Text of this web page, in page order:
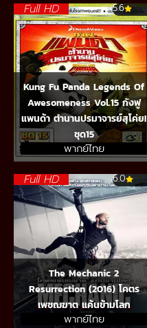
Full HD 5.6
Kung Fu Panda Legends Of
Awesomeness Vol.15 กังฟู
แพนด้า ตำนานปรมาจารย์สุโค่ย!
ชุด15
พากย์ไทย
Full HD 6.0
The Mechanic 2
Resurrection (2016) โคตร
เพชฌฆาต แค้นข้ามโลก
พากย์ไทย